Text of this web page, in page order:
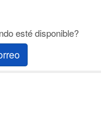
esté disponible?